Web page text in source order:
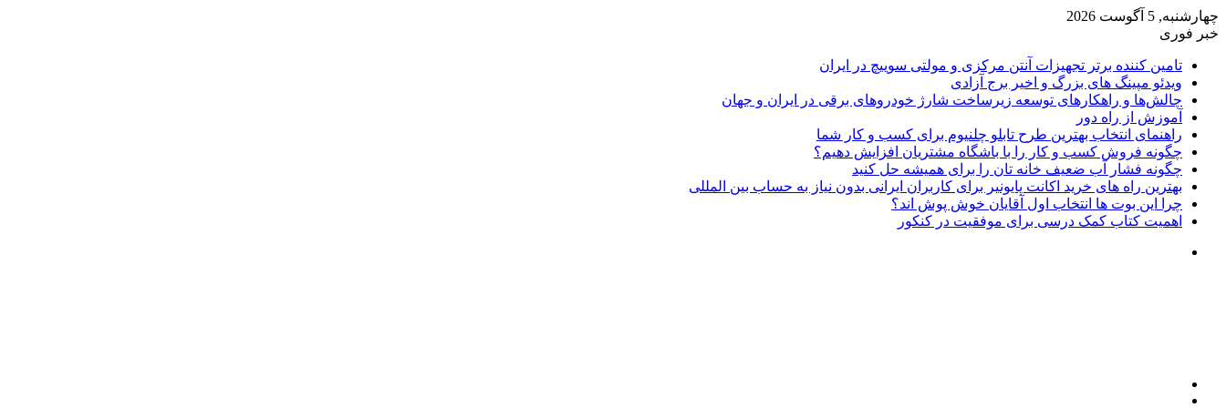
چهارشنبه, 5 آگوست 2026
خبر فوری
تامین کننده برتر تجهیزات آنتن مرکزی و مولتی سوییچ در ایران
ویدئو مپینگ های بزرگ و اخیر برج آزادی
چالش‌ها و راهکارهای توسعه زیرساخت شارژ خودروهای برقی در ایران و جهان
آموزش از راه دور
راهنمای انتخاب بهترین طرح تابلو چلنیوم برای کسب و کار شما
چگونه فروش کسب و کار را با باشگاه مشتریان افزایش دهیم؟
چگونه فشار آب ضعیف خانه تان را برای همیشه حل کنید
بهترین راه های خرید اکانت پایونیر برای کاربران ایرانی بدون نیاز به حساب بین المللی
چرا این بوت ها انتخاب اول آقایان خوش پوش اند؟
اهمیت کتاب کمک درسی برای موفقیت در کنکور